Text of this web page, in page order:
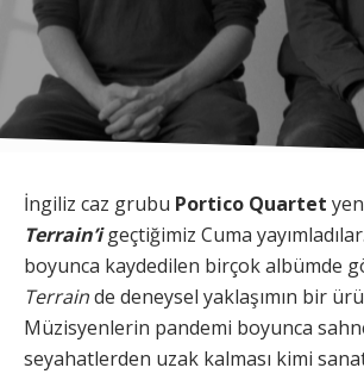
İngiliz caz grubu Portico Quartet
Terrain’igeçtiğimiz Cuma
boyunca kaydedilen birçok albümde
Terrainde deneysel yaklaşımın bir
Müzisyenlerin pandemi boyunca
seyahatlerden uzak kalması kimi